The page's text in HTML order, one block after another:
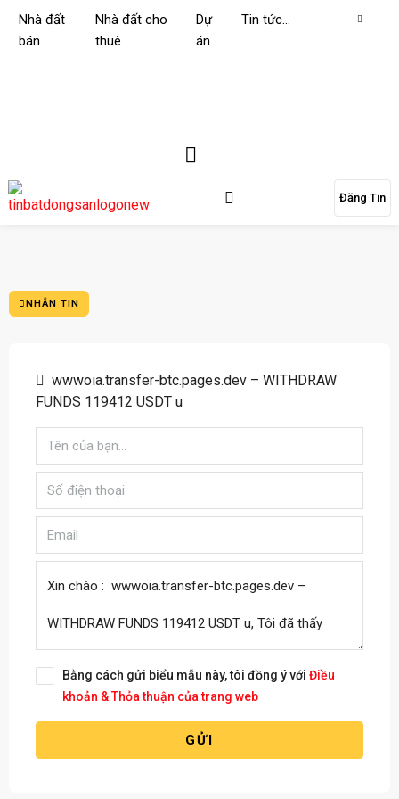
Nhà đất
bán
Nhà đất cho
thuê
Dự
án
Tin tức…
Đăng Tin
NHẮN TIN
wwwoia.transfer-btc.pages.dev – WITHDRAW
FUNDS 119412 USDT u
Bằng cách gửi biểu mẫu này, tôi đồng ý với Điều
khoản & Thỏa thuận của trang web
GỬI